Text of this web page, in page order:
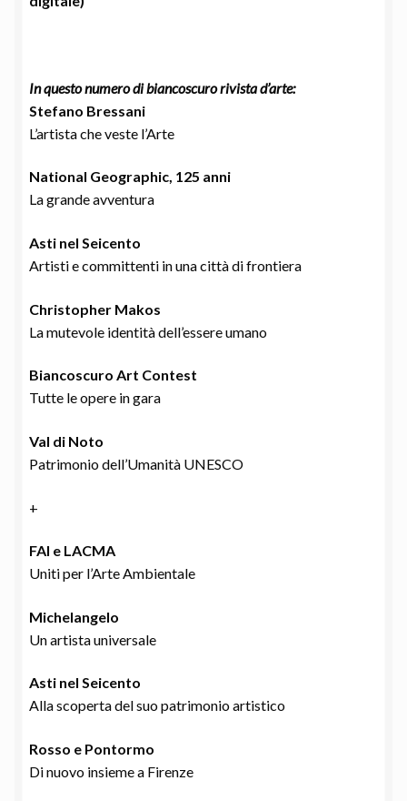
In questo numero di biancoscuro rivista d’arte:
Stefano Bressani
L’artista che veste l’Arte
National Geographic, 125 anni
La grande avventura
Asti nel Seicento
Artisti e committenti in una città di frontiera
Christopher Makos
La mutevole identità dell’essere umano
Biancoscuro Art Contest
Tutte le opere in gara
Val di Noto
Patrimonio dell’Umanità UNESCO
+
FAI e LACMA
Uniti per l’Arte Ambientale
Michelangelo
Un artista universale
Asti nel Seicento
Alla scoperta del suo patrimonio artistico
Rosso e Pontormo
Di nuovo insieme a Firenze